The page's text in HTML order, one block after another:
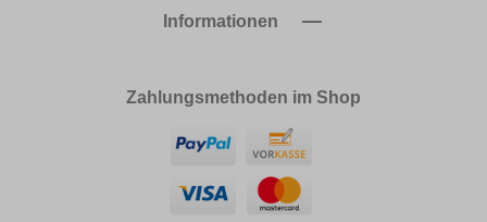
Informationen
Zahlungsmethoden im Shop